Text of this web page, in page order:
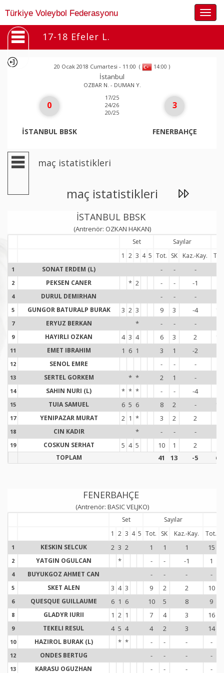
Türkiye Voleybol Federasyonu
17-18 Efeler L.
20 Ocak 2018 Cumartesi - 11:00 ( 14:00 )
İstanbul
OZBAR N. - DUMAN Y.
0
İSTANBUL BBSK
17/25
24/26
20/25
3
FENERBAHÇE
maç istatistikleri
maç istatistikleri
İSTANBUL BBSK
(Antrenör: OZKAN HAKAN)
Set
Sayılar
1 2 3 4 5 Tot. SK Kaz.-Kay. Tot.
1 SONAT ERDEM (L) - - -
2 PEKSEN CANER * 2 - - -1
4 DURUL DEMIRHAN - - -
5 GUNGOR BATURALP BURAK 3 2 3 9 3 -4 12
7 ERYUZ BERKAN * - - -
9 HAYIRLI OZKAN 4 3 4 6 3 2 12
11 EMET IBRAHIM 1 6 1 3 1 -2
12 SENOL EMRE - - -
13 SERTEL GORKEM * * 2 1 -
14 SAHIN NURI (L) * * * - - -4
15 TUIA SAMUEL 6 5 6 8 2 - 12
17 YENIPAZAR MURAT 2 1 * 3 2 2
18 CIN KADIR * - - -
19 COSKUN SERHAT 5 4 5 10 1 2
TOPLAM 41 13 -5 62
FENERBAHÇE
(Antrenör: BASIC VELJKO)
Set Sayılar
1 2 3 4 5 Tot. SK Kaz.-Kay. Tot.
1 KESKIN SELCUK 2 3 2 1 1 1 15
2 YATGIN OGULCAN * - - -1 1
4 BUYUKGOZ AHMET CAN - - - -
5 SKET ALEN 3 4 3 9 2 2 10
6 QUESQUE GUILLAUME 6 1 6 10 5 8 9
8 GLADYR IURII 1 2 1 7 4 3 16
9 TEKELI RESUL 4 5 4 4 2 3 14
10 HAZIROL BURAK (L) * * - - - -
12 ONDES BERTUG - - - -
13 KARASU OGUZHAN - - - -